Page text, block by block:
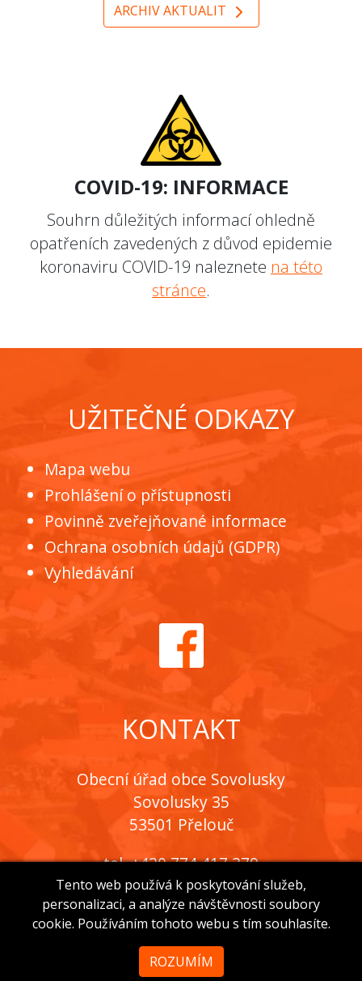
ARCHIV AKTUALIT
COVID-19: INFORMACE
Souhrn důležitých informací ohledně
opatřeních zavedených z důvod epidemie
koronaviru COVID-19 naleznete na této
stránce.
UŽITEČNÉ ODKAZY
Mapa webu
Prohlášení o přístupnosti
Povinně zveřejňované informace
Ochrana osobních údajů (GDPR)
Vyhledávání
KONTAKT
Obecní úřad obce Sovolusky
Sovolusky 35
53501 Přelouč
tel. +420 774 417 379
e-mail:obec@sovolusky.cz
podrobné kontakty
Tento web používá k poskytování služeb,
personalizaci, a analýze návštěvnosti soubory
cookie. Používáním tohoto webu s tím souhlasíte.
ROZUMÍM